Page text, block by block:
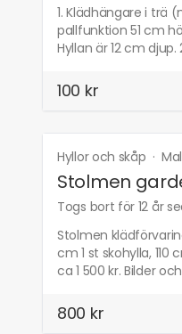
1. Klädhängare i trä
pallfunktion 51 cm
Hyllan är 12 cm
100 kr
Hyllor och skåp ·
Stolmen
Togs bort för 12 år
Stolmen
cm 1 st skohylla, 110
ca 1 500 kr. Bilder
800 kr